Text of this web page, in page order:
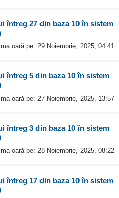
întreg 27 din baza 10 în sistem
oară pe: 29 Noiembrie, 2025, 04:41
întreg 5 din baza 10 în sistem
oară pe: 27 Noiembrie, 2025, 13:57
întreg 3 din baza 10 în sistem
oară pe: 28 Noiembrie, 2025, 08:22
întreg 17 din baza 10 în sistem